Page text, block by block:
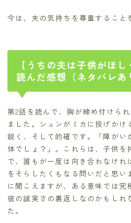
今は、夫の気持ちを尊重すること
【うちの夫は子供がほ
読んだ感想（ネタバレあ
第2話を読んで、胸が締め付けら
ました。シュンがミカに投げかけ
鋭く、そして的確です。「障がい
体でしょ？」。これらは、子供を
で、誰もが一度は向き合わなけれ
をそらしたくもなる問いだと思い
に聞こえますが、ある意味では究
彼の誠実さの裏返しなのかもしれ
た。